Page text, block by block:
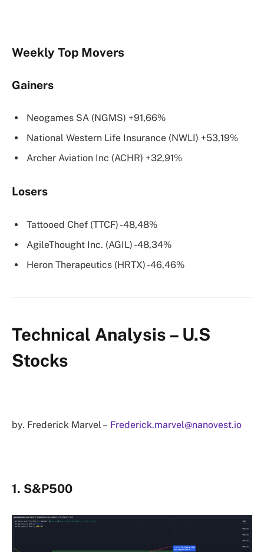
Weekly Top Movers
Gainers
Neogames SA (NGMS) +91,66%
National Western Life Insurance (NWLI) +53,19%
Archer Aviation Inc (ACHR) +32,91%
Losers
Tattooed Chef (TTCF) -48,48%
AgileThought Inc. (AGIL) -48,34%
Heron Therapeutics (HRTX) -46,46%
Technical Analysis – U.S
Stocks
by. Frederick Marvel – Frederick.marvel@nanovest.io
1. S&P500